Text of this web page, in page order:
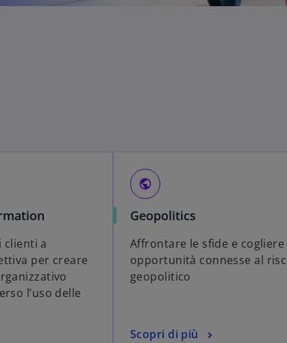
clienti a
per creare
l’uso delle
public
Geopolitics
Affrontare le sfide e cogliere
opportunità connesse al
geopolitico
Scopri di più